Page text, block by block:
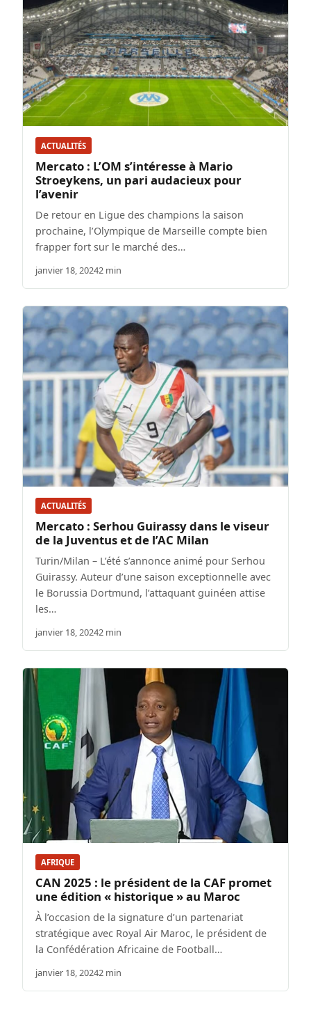
ACTUALITÉS
Mercato : L’OM s’intéresse à Mario
Stroeykens, un pari audacieux pour
l’avenir
De retour en Ligue des champions la saison
prochaine, l’Olympique de Marseille compte bien
frapper fort sur le marché des…
janvier 18, 20242 min
ACTUALITÉS
Mercato : Serhou Guirassy dans le viseur
de la Juventus et de l’AC Milan
Turin/Milan – L’été s’annonce animé pour Serhou
Guirassy. Auteur d’une saison exceptionnelle avec
le Borussia Dortmund, l’attaquant guinéen attise
les…
janvier 18, 20242 min
AFRIQUE
CAN 2025 : le président de la CAF promet
une édition « historique » au Maroc
À l’occasion de la signature d’un partenariat
stratégique avec Royal Air Maroc, le président de
la Confédération Africaine de Football…
janvier 18, 20242 min